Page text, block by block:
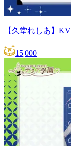
【久堂れしあ】
15,000